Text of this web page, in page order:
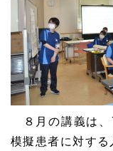
８月の講義は、
模擬患者に対す